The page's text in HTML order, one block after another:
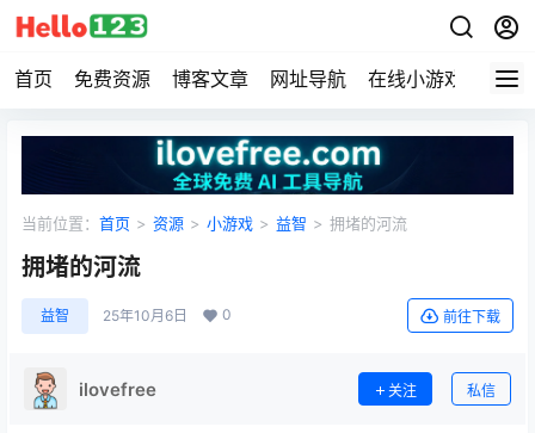
首页 免费资源 博客文章 网址导航 在线小游戏
当前位置： 首页 > 资源 > 小游戏 > 益智 > 拥堵的河流
拥堵的河流
益智 25年10月6日 0 前往下载
ilovefree 关注 私信